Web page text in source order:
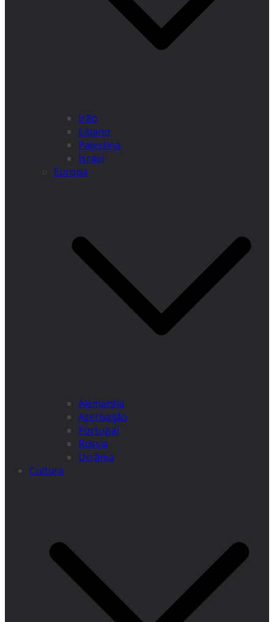
Irão
Líbano
Palestina
Israel
Europa
Alemanha
Azerbaijão
Portugal
Rússia
Ucrânia
Cultura